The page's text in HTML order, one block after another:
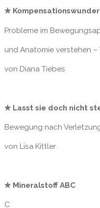
✮
Probleme im
und Anatomie verstehen –
von Diana Tiebes
✮ Lasst sie doch nicht
Bewegung nach
von Lisa Kittler
✮ Mineralstoff ABC
C